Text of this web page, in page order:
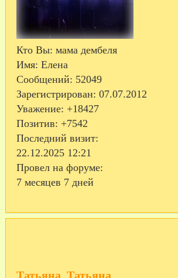
Кто Вы: мама дембеля
Имя: Елена
Сообщений: 52049
Зарегистрирован: 07.07.2012
Уважение: +18427
Позитив: +7542
Последний визит:
22.12.2025 12:21
Провел на форуме:
7 месяцев 7 дней
Татьяна_Татьяна